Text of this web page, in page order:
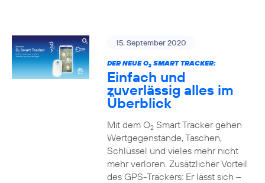
15. September 2020
DER NEUE O2SMART TRACKER:
Einfach und
zuverlässig alles im
Überblick
Mit dem O2Smart Tracker gehen
Wertgegenstände, Taschen,
Schlüssel und vieles mehr nicht
mehr verloren. Zusätzlicher Vorteil
des GPS-Trackers: Er lässt sich –